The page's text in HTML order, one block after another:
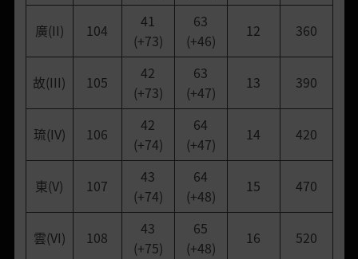
廣(II) 104
41
(+73)
63
(+46)
12 360
故(III) 105
42
(+73)
63
(+47)
13 390
琉(IV) 106
42
(+74)
64
(+47)
14 420
東(V) 107
43
(+74)
64
(+48)
15 470
雲(VI) 108
43
(+75)
65
(+48)
16 520